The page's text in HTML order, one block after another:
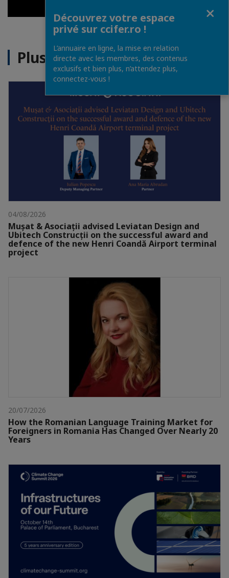
Publish at Calameo
Plus d'actualités
04/08/2026
Mușat & Asociații advised Leviatan Design and
Ubitech Construcții on the successful award and
defence of the new Henri Coandă Airport terminal
project
20/07/2026
How the Romanian Language Training Market for
Foreigners in Romania Has Changed Over Nearly 20
Years
Découvrez votre espace
privé sur ccifer.ro !
L’annuaire en ligne, la mise en relation
directe avec les membres, des contenus
exclusifs et bien plus, n’attendez plus,
connectez-vous !